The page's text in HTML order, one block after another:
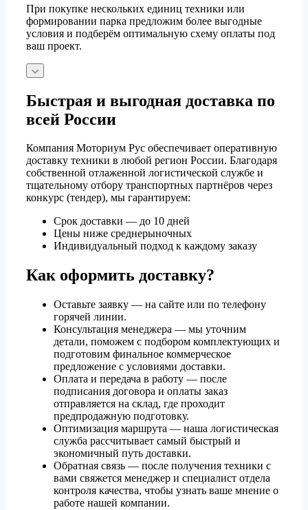
При покупке нескольких единиц техники или
формировании парка предложим более выгодные
условия и подберём оптимальную схему оплаты под
ваш проект.
Быстрая и выгодная доставка по
всей России
Компания Моториум Рус обеспечивает оперативную
доставку техники в любой регион России. Благодаря
собственной отлаженной логистической службе и
тщательному отбору транспортных партнёров через
конкурс (тендер), мы гарантируем:
Срок доставки — до 10 дней
Цены ниже среднерыночных
Индивидуальный подход к каждому заказу
Как оформить доставку?
Оставьте заявку — на сайте или по телефону
горячей линии.
Консультация менеджера — мы уточним
детали, поможем с подбором комплектующих и
подготовим финальное коммерческое
предложение с условиями доставки.
Оплата и передача в работу — после
подписания договора и оплаты заказ
отправляется на склад, где проходит
предпродажную подготовку.
Оптимизация маршрута — наша логистическая
служба рассчитывает самый быстрый и
экономичный путь доставки.
Обратная связь — после получения техники с
вами свяжется менеджер и специалист отдела
контроля качества, чтобы узнать ваше мнение о
работе нашей компании.